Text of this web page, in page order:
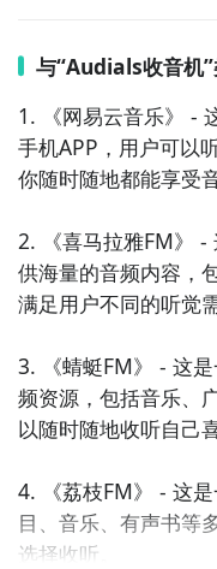
与“Audials收音机
1. 《网易云音乐》 -
手机APP，用户可以
你随时随地都能享受
2. 《喜马拉雅FM》 -
供海量的音频内容，
满足用户不同的听觉需
3. 《蜻蜓FM》 - 这
频资源，包括音乐、
以随时随地收听自己
4. 《荔枝FM》 - 这
目、音乐、有声书等
选择收听。